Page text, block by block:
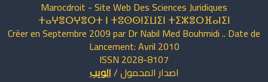
Marocdroit - Site Web Des Sciences Juridiques
ⵜⴰⵖⴻⵔⵖⴻⵔⵜ ⵏ ⵜⵓⵙⵙⵏⵉⵡⵉⵏ ⵜⵉⵣⴻⵔⴼⴰⵏⵉⵏ
Créer en Septembre 2009 par Dr Nabil Med Bouhmidi .. Date de
Lancement: Avril 2010
ISSN 2028-8107
اصدار المحمول/الويب